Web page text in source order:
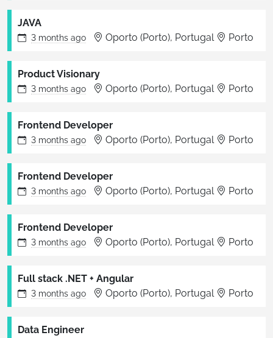
JAVA
3 months ago Oporto (Porto), Portugal Porto
Product Visionary
3 months ago Oporto (Porto), Portugal Porto
Frontend Developer
3 months ago Oporto (Porto), Portugal Porto
Frontend Developer
3 months ago Oporto (Porto), Portugal Porto
Frontend Developer
3 months ago Oporto (Porto), Portugal Porto
Full stack .NET + Angular
3 months ago Oporto (Porto), Portugal Porto
Data Engineer